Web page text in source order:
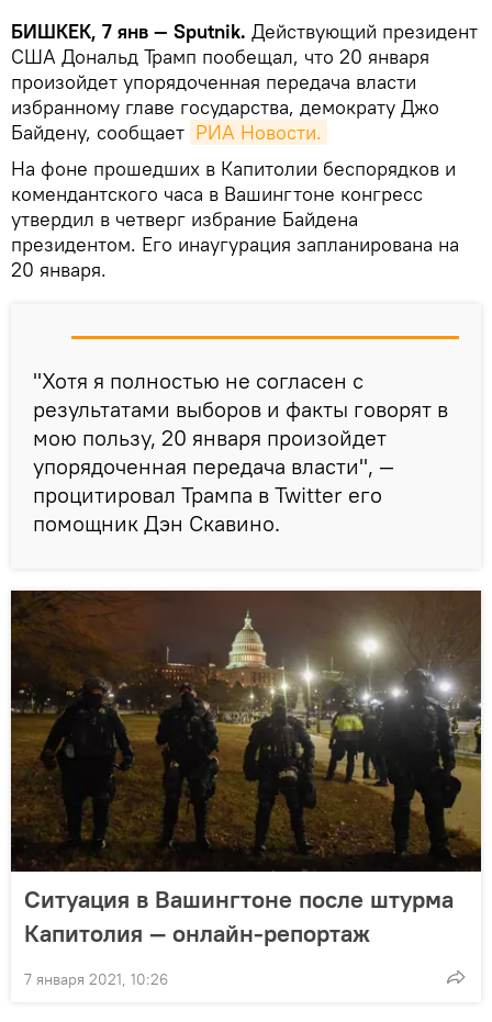
БИШКЕК, 7 янв — Sputnik. Действующий президент
США Дональд Трамп пообещал, что 20 января
произойдет упорядоченная передача власти
избранному главе государства, демократу Джо
Байдену, сообщает РИА Новости.
На фоне прошедших в Капитолии беспорядков и
комендантского часа в Вашингтоне конгресс
утвердил в четверг избрание Байдена
президентом. Его инаугурация запланирована на
20 января.
"Хотя я полностью не согласен с
результатами выборов и факты говорят в
мою пользу, 20 января произойдет
упорядоченная передача власти", —
процитировал Трампа в Twitter его
помощник Дэн Скавино.
Ситуация в Вашингтоне после штурма
Капитолия — онлайн-репортаж
7 января 2021, 10:26